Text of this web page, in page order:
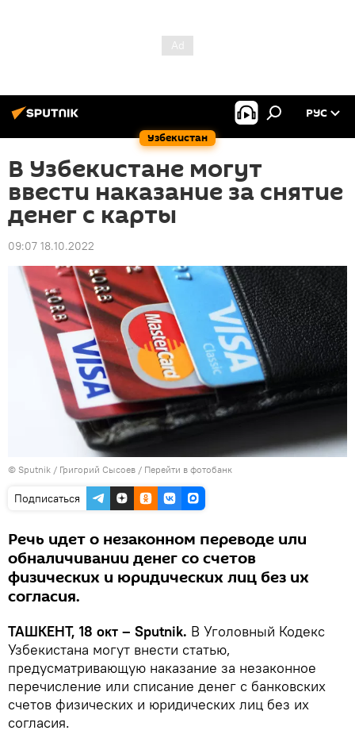
Узбекистан
РУС
В Узбекистане могут
ввести наказание за снятие
денег с карты
09:07 18.10.2022
© Sputnik / Григорий Сысоев / Перейти в фотобанк
Подписаться
Речь идет о незаконном переводе или
обналичивании денег со счетов
физических и юридических лиц без их
согласия.
ТАШКЕНТ, 18 окт – Sputnik. В Уголовный Кодекс
Узбекистана могут внести статью,
предусматривающую наказание за незаконное
перечисление или списание денег с банковских
счетов физических и юридических лиц без их
согласия.